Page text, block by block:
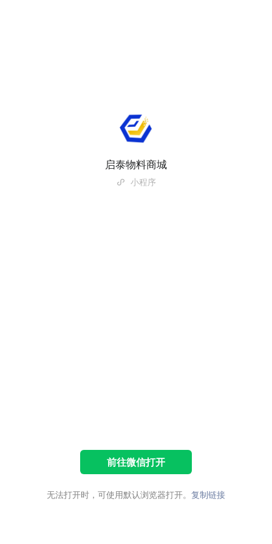
启泰物料商城
小程序
前往微信打开
无法打开时，可使用默认浏览器打开。 复制链接